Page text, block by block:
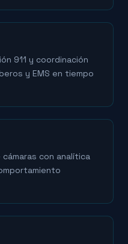
911 y coordinación
y EMS en tiempo
con analítica